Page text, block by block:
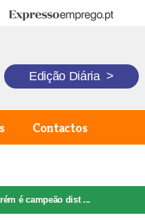
Expresso Emprego
Edição Diária >
Contactos
é campeão dist ...